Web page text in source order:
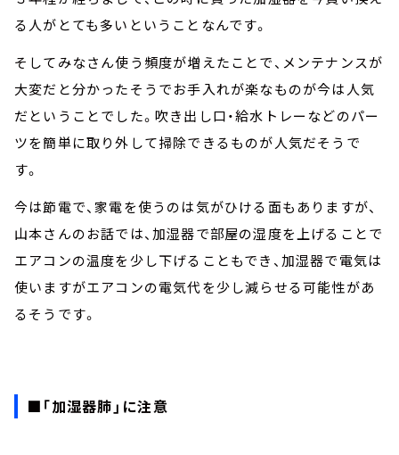
る人がとても多いということなんです。
そしてみなさん使う頻度が増えたことで、メンテナンスが
大変だと分かったそうでお手入れが楽なものが今は人気
だということでした。吹き出し口・給水トレーなどのパー
ツを簡単に取り外して掃除できるものが人気だそうで
す。
今は節電で、家電を使うのは気がひける面もありますが、
山本さんのお話では、加湿器で部屋の湿度を上げることで
エアコンの温度を少し下げることもでき、加湿器で電気は
使いますがエアコンの電気代を少し減らせる可能性があ
るそうです。
■「加湿器肺」に注意